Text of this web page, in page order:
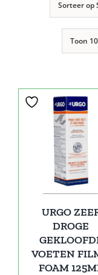
Sorteer op
Toon
URGO
DROGE
VOETEN
FOAM